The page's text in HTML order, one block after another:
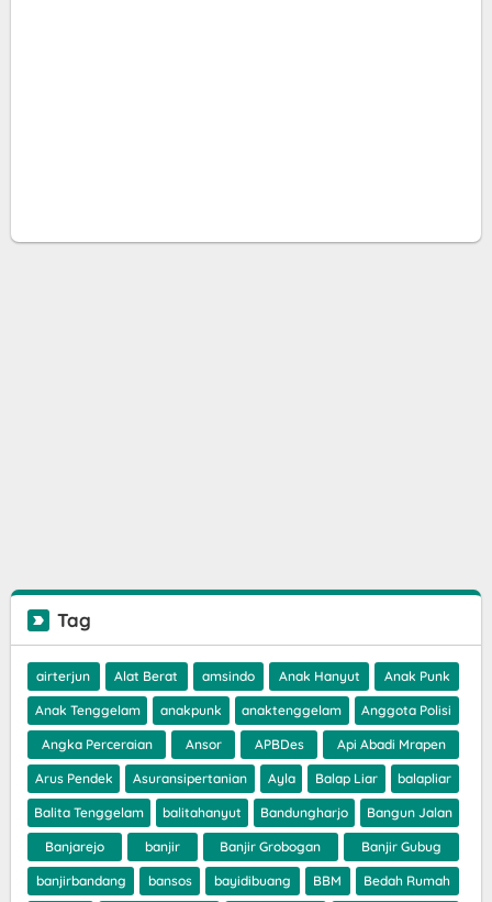
Tag
airterjun Alat Berat amsindo Anak Hanyut Anak Punk
Anak Tenggelam anakpunk anaktenggelam Anggota Polisi
Angka Perceraian Ansor APBDes Api Abadi Mrapen
Arus Pendek Asuransipertanian Ayla Balap Liar balapliar
Balita Tenggelam balitahanyut Bandungharjo Bangun Jalan
Banjarejo banjir Banjir Grobogan Banjir Gubug
banjirbandang bansos bayidibuang BBM Bedah Rumah